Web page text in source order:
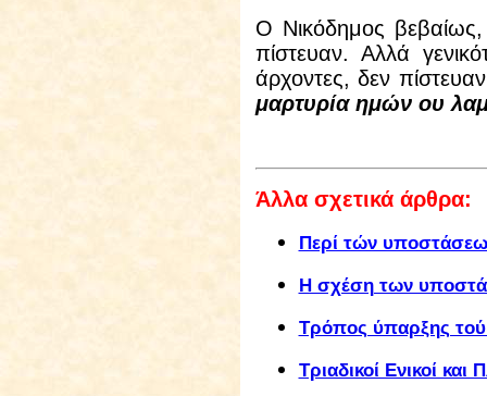
Ο Νικόδημος βεβαίως,
πίστευαν. Αλλά
άρχοντες, δεν
μαρτυρία ημών ου
Άλλα σχετικά άρθρα:
Περί τών
Η σχέση των
Τρόπος ύπαρξης τού
Τριαδικοί Ενικοί